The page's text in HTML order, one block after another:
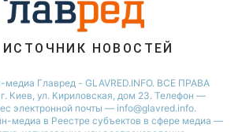
НОВОСТЕЙ
Главред - GLAVRED.INFO. ВСЕ ПРАВА
ул. Кириловская, дом 23. Телефон —
электронной почты — info@glavred.info.
медиа в Реестре cубъектов в сфере медиа —